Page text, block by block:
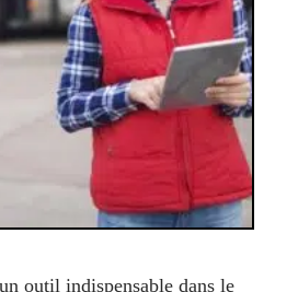
outil indispensable dans le